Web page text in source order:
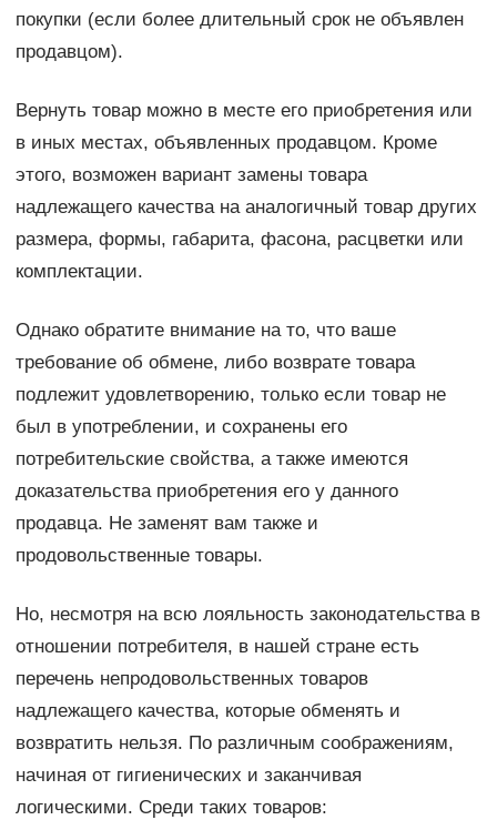
покупки (если более длительный срок не объявлен
продавцом).
Вернуть товар можно в месте его приобретения или
в иных местах, объявленных продавцом. Кроме
этого, возможен вариант замены товара
надлежащего качества на аналогичный товар других
размера, формы, габарита, фасона, расцветки или
комплектации.
Однако обратите внимание на то, что ваше
требование об обмене, либо возврате товара
подлежит удовлетворению, только если товар не
был в употреблении, и сохранены его
потребительские свойства, а также имеются
доказательства приобретения его у данного
продавца. Не заменят вам также и
продовольственные товары.
Но, несмотря на всю лояльность законодательства в
отношении потребителя, в нашей стране есть
перечень непродовольственных товаров
надлежащего качества, которые обменять и
возвратить нельзя. По различным соображениям,
начиная от гигиенических и заканчивая
логическими. Среди таких товаров: